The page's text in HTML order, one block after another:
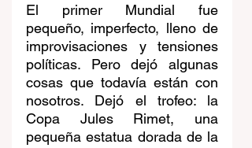
El primer Mundial fue
pequeño, imperfecto, lleno de
improvisaciones y tensiones
políticas. Pero dejó algunas
cosas que todavía están con
nosotros. Dejó el trofeo: la
Copa Jules Rimet, una
pequeña estatua dorada de la